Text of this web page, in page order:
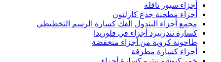
أجزاء سيور ناقلة
أجزاء مطحنة جذع كارلتون
مجمع أجزاء البندول الفك كسارة الرسم التخطيطي
كسارة ثندربيرد أجزاء في فلوريدا
طاحونة كروية من أجزاء منخفضة
أجزاء كسارة مطرقة